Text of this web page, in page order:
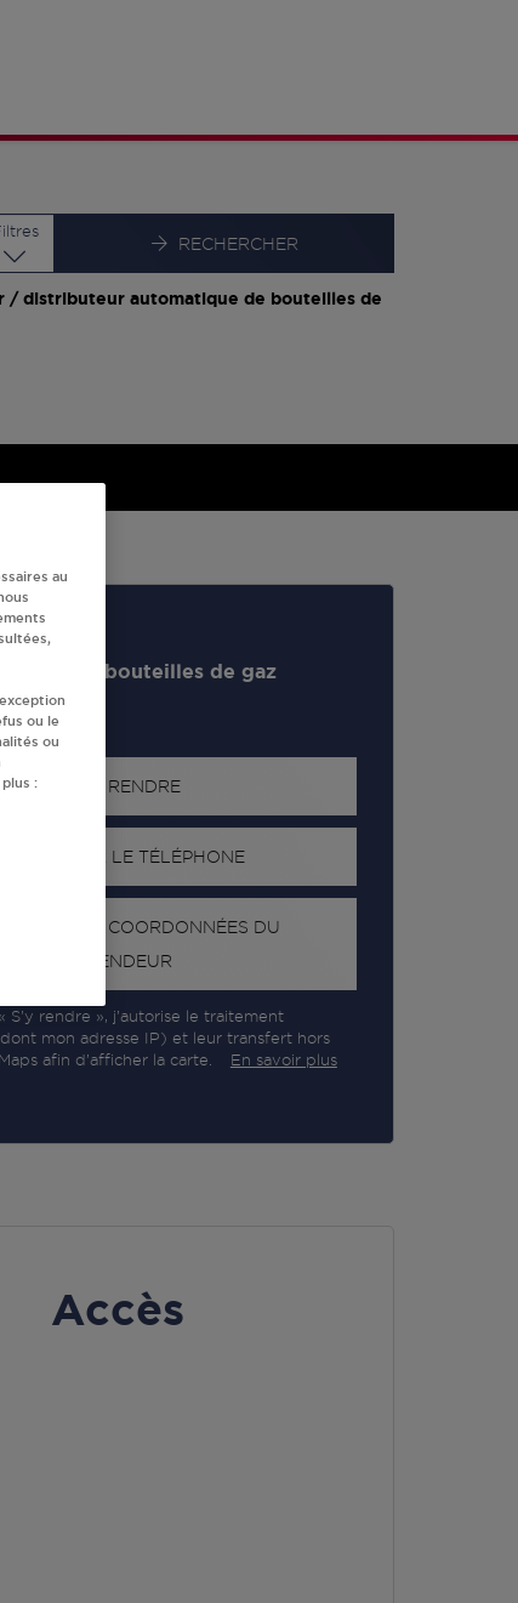
RECHERCHER
distributeur automatique de bouteilles de
de bouteilles de gaz
S'Y RENDRE
AFFICHER LE TÉLÉPHONE
LES COORDONNÉES DU
REVENDEUR
S’y rendre », j’autorise le traitement
mon adresse IP) et leur transfert hors
afin d’afficher la carte.
En savoir plus
Accès
au
ou le
ou
: